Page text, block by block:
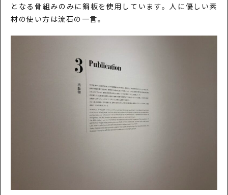
となる骨組みのみに鋼板を使用しています。人に優しい素
材の使い方は流石の一言。